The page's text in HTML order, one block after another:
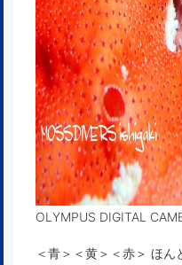
OLYMPUS DIGITAL
＜青＞＜黄＞＜赤＞ ほん